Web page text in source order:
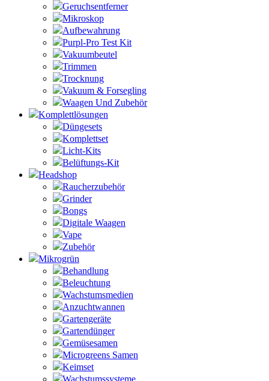
Geruchsentferner
Mikroskop
Aufbewahrung
Purpl-Pro Test Kit
Vakuumbeutel
Trimmen
Trocknung
Vakuum & Forsegling
Waagen Und Zubehör
Komplettlösungen
Düngesets
Komplettset
Licht-Kits
Belüftungs-Kit
Headshop
Raucherzubehör
Grinder
Bongs
Digitale Waagen
Vape
Zubehör
Mikrogrün
Behandlung
Beleuchtung
Wachstumsmedien
Anzuchtwannen
Gartengeräte
Gartendünger
Gemüsesamen
Microgreens Samen
Keimset
Wachstumssysteme